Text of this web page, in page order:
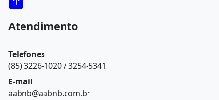
Atendimento
Telefones
(85) 3226-1020 / 3254-5341
E-mail
aabnb@aabnb.com.br